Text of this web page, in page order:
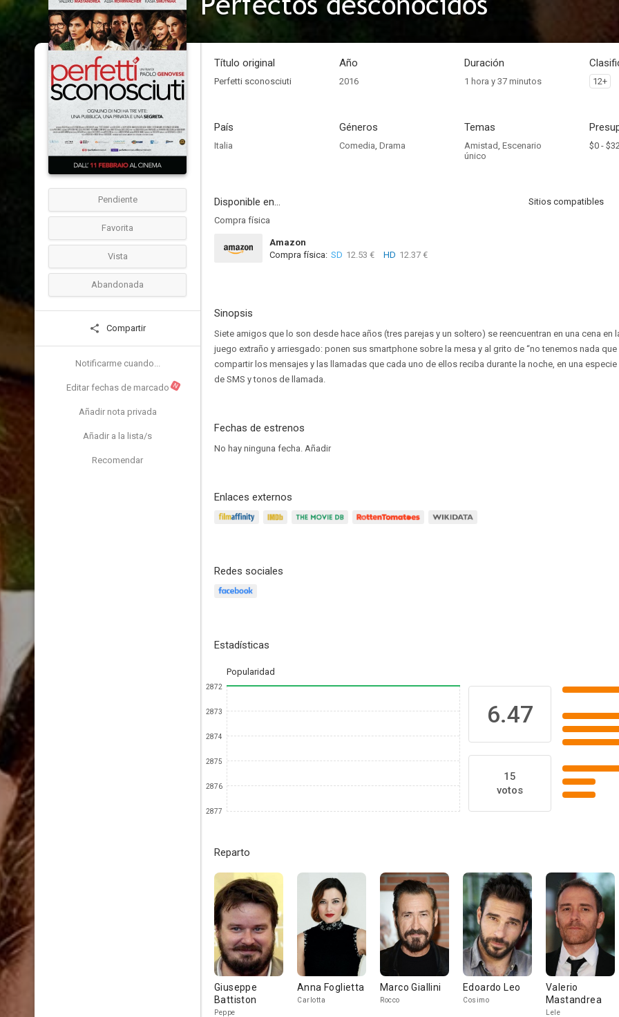
Pendiente
Favorita
Vista
Abandonada
Compartir
Notificarme cuando...
Editar fechas de marcado N
Añadir nota privada
Añadir a la lista/s
Recomendar
Título original
Perfetti sconosciuti
Año
2016
Duración
1 hora y 37 minutos 12+
País
Italia
Géneros
Comedia, Drama
Temas
Amistad, Escenario
único
$0 -
Disponible en...
Sitios compatibles
Compra física
Amazon
Compra física: SD 12.53 € HD 12.37 €
Sinopsis
Siete amigos que lo son desde hace años (tres parejas y un soltero) se reencuentran en una cena en
juego extraño y arriesgado: ponen sus smartphone sobre la mesa y al grito de “no tenemos nada
compartir los mensajes y las llamadas que cada uno de ellos reciba durante la noche, en una
de SMS y tonos de llamada.
Fechas de estrenos
No hay ninguna fecha. Añadir
Enlaces externos
Redes sociales
Estadísticas
Popularidad
2872
2873
2874
2875
2876
2877
6.47
15
votos
Reparto
Giuseppe
Battiston
Peppe
Anna Foglietta
Carlotta
Marco Giallini
Rocco
Edoardo Leo
Cosimo
Valerio
Mastandrea
Lele